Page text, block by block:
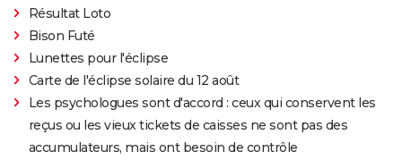
Résultat Loto
Bison Futé
Lunettes pour l'éclipse
Carte de l'éclipse solaire du 12 août
Les psychologues sont d'accord : ceux qui conservent les
reçus ou les vieux tickets de caisses ne sont pas des
accumulateurs, mais ont besoin de contrôle